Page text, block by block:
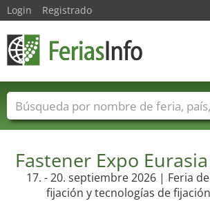
Fastener Expo
17. - 20. septiembre 2026 | Feria
fijación y tecnologías de
Login Registrado
Nombres de ferias Países
Sectores de proveedor de servicios